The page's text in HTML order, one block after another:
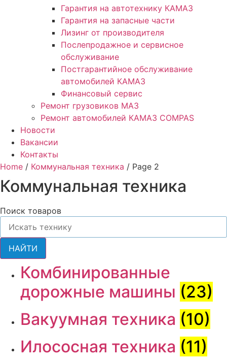
Гарантия на автотехнику КАМАЗ
Гарантия на запасные части
Лизинг от производителя
Послепродажное и сервисное
обслуживание
Постгарантийное обслуживание
автомобилей КАМАЗ
Финансовый сервис
Ремонт грузовиков МАЗ
Ремонт автомобилей КАМАЗ COMPAS
Новости
Вакансии
Контакты
Home / Коммунальная техника / Page 2
Коммунальная техника
Поиск товаров
НАЙТИ
Комбинированные
дорожные машины (23)
Вакуумная техника (10)
Илососная техника (11)